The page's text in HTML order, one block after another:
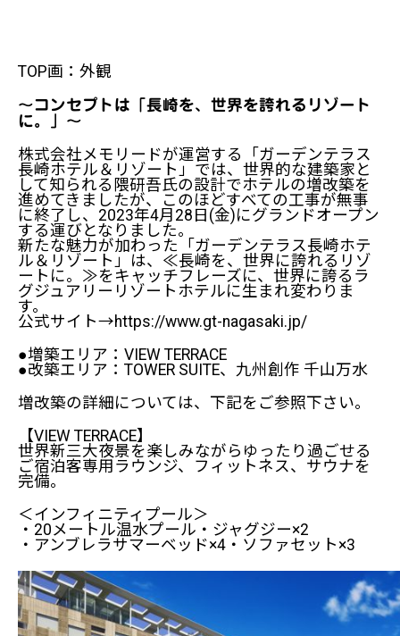
TOP画：外観
～コンセプトは「長崎を、世界を誇れるリゾート
に。」～
株式会社メモリードが運営する「ガーデンテラス
長崎ホテル＆リゾート」では、世界的な建築家と
して知られる隈研吾氏の設計でホテルの増改築を
進めてきましたが、このほどすべての工事が無事
に終了し、2023年4月28日(金)にグランドオープン
する運びとなりました。
新たな魅力が加わった「ガーデンテラス長崎ホテ
ル＆リゾート」は、≪長崎を、世界に誇れるリゾ
ートに。≫をキャッチフレーズに、世界に誇るラ
グジュアリーリゾートホテルに生まれ変わりま
す。
公式サイト→https://www.gt-nagasaki.jp/
●増築エリア：VIEW TERRACE
●改築エリア：TOWER SUITE、九州創作 千山万水
増改築の詳細については、下記をご参照下さい。
【VIEW TERRACE】
世界新三大夜景を楽しみながらゆったり過ごせる
ご宿泊客専用ラウンジ、フィットネス、サウナを
完備。
＜インフィニティプール＞
・20メートル温水プール・ジャグジー×2
・アンブレラサマーベッド×4・ソファセット×3